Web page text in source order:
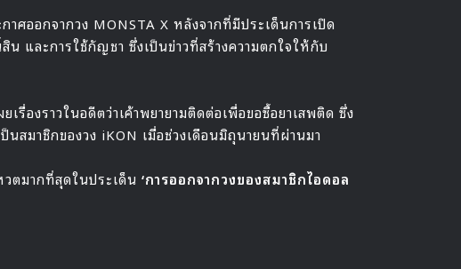
าศออกจากวง MONSTA X หลังจากที่มีประเด็นการเปิด
น และการใช้กัญชา ซึ่งเป็นข่าวที่สร้างความตกใจให้กับ
เรื่องราวในอดีตว่าเค้าพยายามติดต่อเพื่อขอซื้อยาเสพติด ซึ่ง
นสมาชิกของวง iKON เมื่อช่วงเดือนมิถุนายนที่ผ่านมา
ตมากที่สุดในประเด็น ‘การออกจากวงของสมาชิกไอดอล